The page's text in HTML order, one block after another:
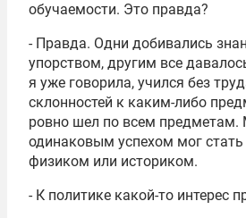
обучаемости. Это правда?
- Правда. Одни добивались
упорством, другим все
я уже говорила, учился без
склонностей к каким-либо
ровно шел по всем предметам.
одинаковым успехом мог
физиком или историком.
- К политике какой-то интерес